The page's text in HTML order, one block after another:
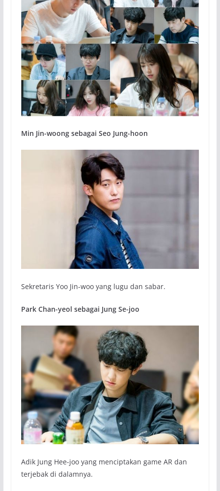
Min Jin-woong sebagai Seo Jung-hoon
Sekretaris Yoo Jin-woo yang lugu dan sabar.
Park Chan-yeol sebagai Jung Se-joo
Adik Jung Hee-joo yang menciptakan game AR dan
terjebak di dalamnya.